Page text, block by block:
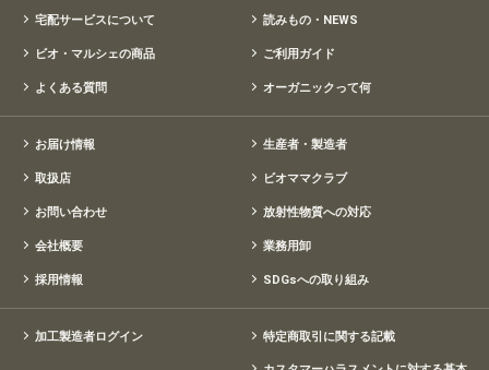
宅配サービスについて 読みもの・NEWS
ビオ・マルシェの商品 ご利用ガイド
よくある質問 オーガニックって何
お届け情報 生産者・製造者
取扱店 ビオママクラブ
お問い合わせ 放射性物質への対応
会社概要 業務用卸
採用情報 SDGsへの取り組み
加工製造者ログイン 特定商取引に関する記載